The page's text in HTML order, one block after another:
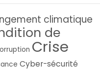
climatique
de
Crise
Cyber-sécurité